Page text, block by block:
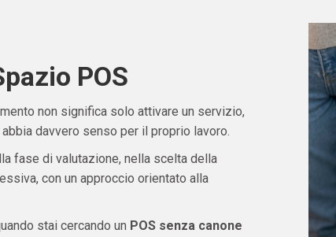
POS
non significa solo attivare un servizio,
davvero senso per il proprio lavoro.
fase di valutazione, nella scelta della
con un approccio orientato alla
stai cercando un POS senza canone